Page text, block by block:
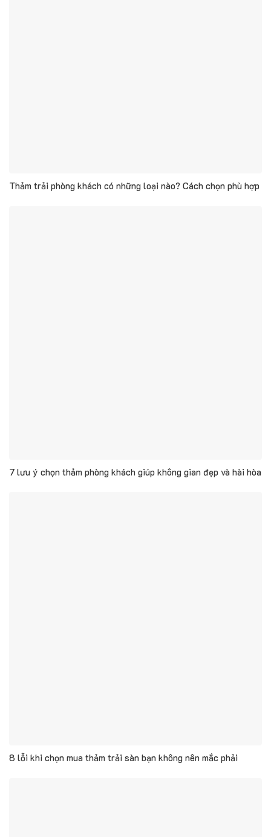
Thảm trải phòng khách có những loại nào? Cách chọn phù hợp
7 lưu ý chọn thảm phòng khách giúp không gian đẹp và hài hòa
8 lỗi khi chọn mua thảm trải sàn bạn không nên mắc phải